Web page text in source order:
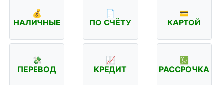
💰
НАЛИЧНЫЕ
📄
ПО СЧЁТУ
💳
КАРТОЙ
💸
ПЕРЕВОД
📈
КРЕДИТ
💹
РАССРОЧКА